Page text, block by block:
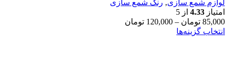
لوازم شمع سازی, رنگ شمع سازی
امتیاز 4.33 از 5
85,000 تومان –
120,000 تومان
انتخاب گزینه‌ها